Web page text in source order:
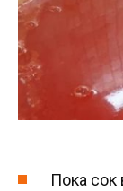
Пока сок